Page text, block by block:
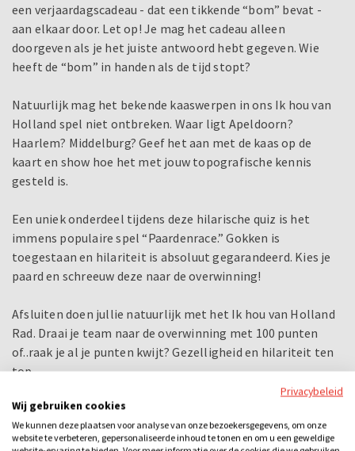
een verjaardagscadeau - dat een tikkende “bom” bevat -
aan elkaar door. Let op! Je mag het cadeau alleen
doorgeven als je het juiste antwoord hebt gegeven. Wie
heeft de “bom” in handen als de tijd stopt?
Natuurlijk mag het bekende kaaswerpen in ons Ik hou van
Holland spel niet ontbreken. Waar ligt Apeldoorn?
Haarlem? Middelburg? Geef het aan met de kaas op de
kaart en show hoe het met jouw topografische kennis
gesteld is.
Een uniek onderdeel tijdens deze hilarische quiz is het
immens populaire spel “Paardenrace.” Gokken is
toegestaan en hilariteit is absoluut gegarandeerd. Kies je
paard en schreeuw deze naar de overwinning!
Afsluiten doen jullie natuurlijk met het Ik hou van Holland
Rad. Draai je team naar de overwinning met 100 punten
of..raak je al je punten kwijt? Gezelligheid en hilariteit ten
top.
Het spel kan ook apart gespeeld worden van het diner, dan
ga je eerst heerlijk dineren en daarna de spelshow spelen of
andersom. Dan duurt het arrangement 4 uur. Kies je ervoor
Privacybeleid
Wij gebruiken cookies
We kunnen deze plaatsen voor analyse van onze bezoekersgegevens, om onze
website te verbeteren, gepersonaliseerde inhoud te tonen en om u een geweldige